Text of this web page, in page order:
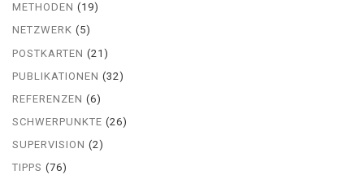
METHODEN (19)
NETZWERK (5)
POSTKARTEN (21)
PUBLIKATIONEN (32)
REFERENZEN (6)
SCHWERPUNKTE (26)
SUPERVISION (2)
TIPPS (76)